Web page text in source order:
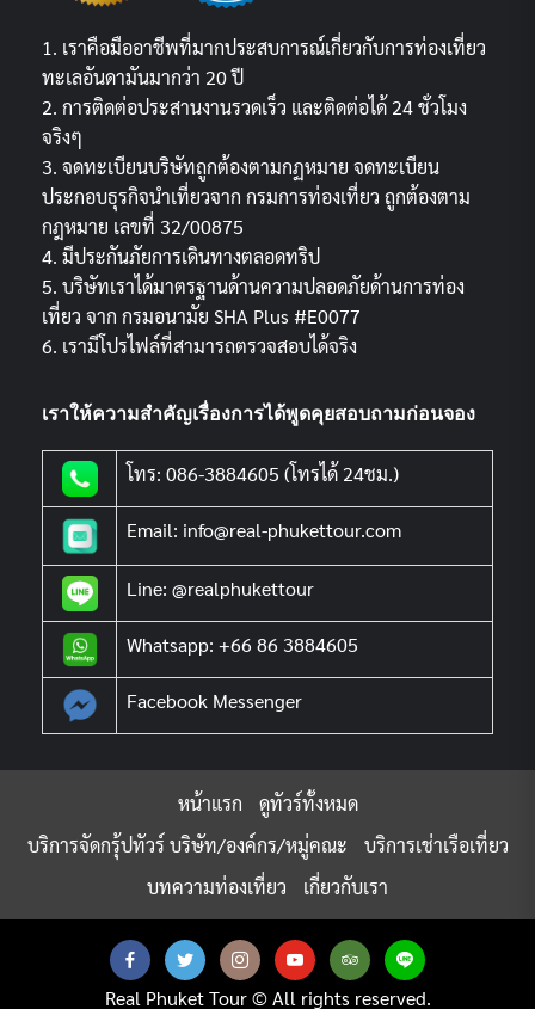
1. เราคือมืออาชีพที่มากประสบการณ์เกี่ยวกับการท่องเที่ยว
ทะเลอันดามันมากว่า 20 ปี
2. การติดต่อประสานงานรวดเร็ว และติดต่อได้ 24 ชั่วโมง
จริงๆ
3. จดทะเบียนบริษัทถูกต้องตามกฏหมาย จดทะเบียน
ประกอบธุรกิจนำเที่ยวจาก กรมการท่องเที่ยว ถูกต้องตาม
กฎหมาย เลขที่ 32/00875
4. มีประกันภัยการเดินทางตลอดทริป
5. บริษัทเราได้มาตรฐานด้านความปลอดภัยด้านการท่อง
เที่ยว จาก กรมอนามัย SHA Plus #E0077
6. เรามีโปรไฟล์ที่สามารถตรวจสอบได้จริง
เราให้ความสำคัญเรื่องการได้พูดคุยสอบถามก่อนจอง
โทร: 086-3884605 (โทรได้ 24ชม.)
Email: info@real-phukettour.com
Line: @realphukettour
Whatsapp: +66 86 3884605
Facebook Messenger
หน้าแรก
ดูทัวร์ทั้งหมด
บริการจัดกรุ้ปทัวร์ บริษัท/องค์กร/หมู่คณะ
บริการเช่าเรือเที่ยว
บทความท่องเที่ยว
เกี่ยวกับเรา
Real Phuket Tour © All rights reserved.